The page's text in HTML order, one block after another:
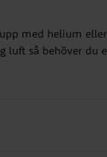
med helium
luft så behöver du